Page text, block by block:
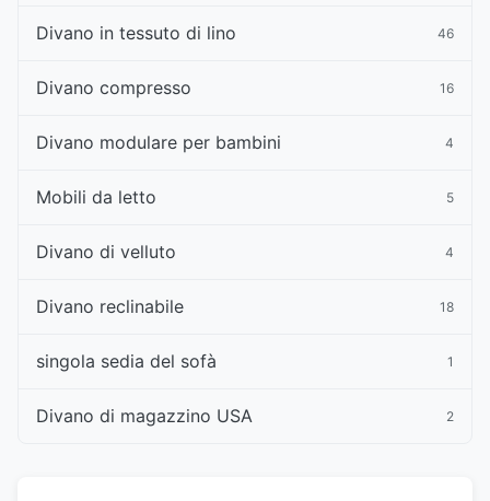
Divano in tessuto di lino 46
Divano compresso 16
Divano modulare per bambini 4
Mobili da letto 5
Divano di velluto 4
Divano reclinabile 18
singola sedia del sofà 1
Divano di magazzino USA 2